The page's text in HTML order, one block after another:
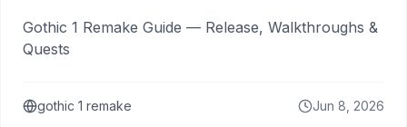
Gothic 1 Remake Guide — Release, Walkthroughs &
Quests
gothic 1 remake Jun 8, 2026